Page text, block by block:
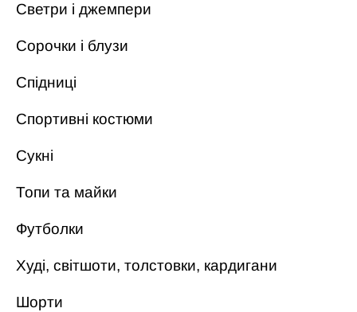
Светри і джемпери
Сорочки і блузи
Спідниці
Спортивні костюми
Сукні
Топи та майки
Футболки
Худі, світшоти, толстовки, кардигани
Шорти